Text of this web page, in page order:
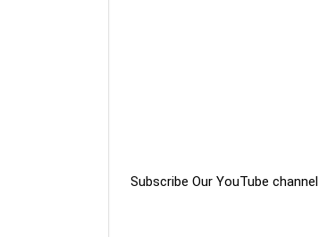
Subscribe Our YouTube channel